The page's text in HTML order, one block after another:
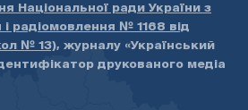
Національної ради України з
радіомовлення № 1168 від
№ 13), журналу «Український
друкованого медіа